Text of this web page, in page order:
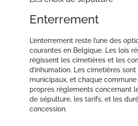
Enterrement
L’enterrement reste l’une des
courantes en Belgique. Les lois
régissent les cimetières et les
d’inhumation. Les cimetières
municipaux, et chaque
propres règlements concernant
de sépulture, les tarifs, et les
concession.